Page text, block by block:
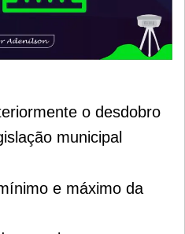
o desdobro
municipal
e máximo da